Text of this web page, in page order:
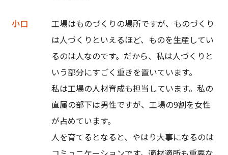
小口
工場はものづくりの場所ですが、ものづくり
は人づくりといえるほど、ものを生産してい
るのは人なのです。だから、私は人づくりと
いう部分にすごく重きを置いています。
私は工場の人材育成も担当しています。私の
直属の部下は男性ですが、工場の9割を女性
が占めています。
人を育てるとなると、やはり大事になるのは